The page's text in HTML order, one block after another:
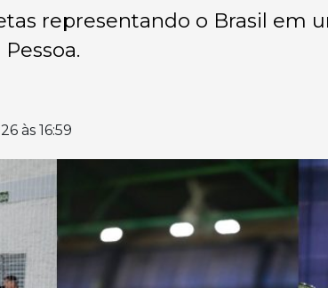
representando o Brasil em
às 16:59